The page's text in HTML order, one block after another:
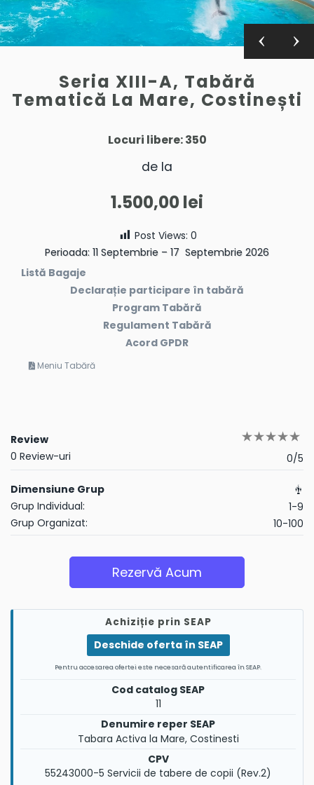
Seria XIII-A, Tabără
Tematică La Mare, Costinești
Locuri libere: 350
de la
1.500,00lei
Post Views: 0
Perioada: 11 Septembrie – 17 Septembrie 2026
Listă Bagaje
Declarație participare în tabără
Program Tabără
Regulament Tabără
Acord GPDR
Meniu Tabără
Review
0 Review-uri
0/5
Dimensiune Grup
Grup Individual:
Grup Organizat:
1-9
10-100
Rezervă Acum
Achiziție prin SEAP
Deschide oferta în SEAP
Pentru accesarea ofertei este necesară autentificarea în SEAP.
Cod catalog SEAP
11
Denumire reper SEAP
Tabara Activa la Mare, Costinesti
CPV
55243000-5 Servicii de tabere de copii (Rev.2)